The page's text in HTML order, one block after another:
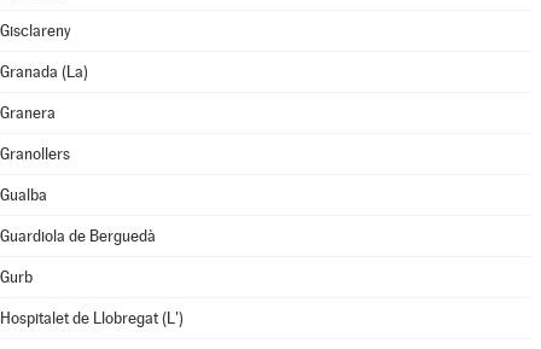
Gisclareny
Granada (La)
Granera
Granollers
Gualba
Guardiola de Berguedà
Gurb
Hospitalet de Llobregat (L')